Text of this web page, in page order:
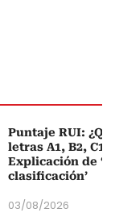
Puntaje RUI:
letras A1, B2, C1
Explicación de
clasificación’
03/08/2026